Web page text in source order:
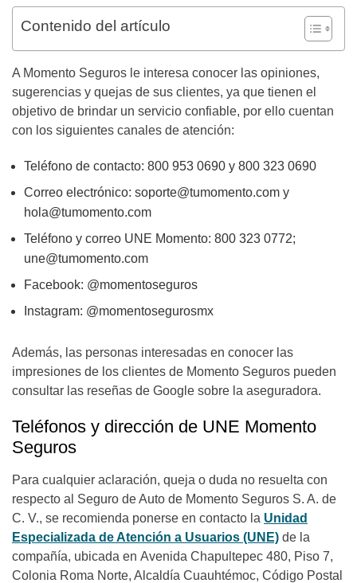
Contenido del artículo
A Momento Seguros le interesa conocer las opiniones,
sugerencias y quejas de sus clientes, ya que tienen el
objetivo de brindar un servicio confiable, por ello cuentan
con los siguientes canales de atención:
Teléfono de contacto: 800 953 0690 y 800 323 0690
Correo electrónico: soporte@tumomento.com y
hola@tumomento.com
Teléfono y correo UNE Momento: 800 323 0772;
une@tumomento.com
Facebook: @momentoseguros
Instagram: @momentosegurosmx
Además, las personas interesadas en conocer las
impresiones de los clientes de Momento Seguros pueden
consultar las reseñas de Google sobre la aseguradora.
Teléfonos y dirección de UNE Momento
Seguros
Para cualquier aclaración, queja o duda no resuelta con
respecto al Seguro de Auto de Momento Seguros S. A. de
C. V., se recomienda ponerse en contacto la Unidad
Especializada de Atención a Usuarios (UNE) de la
compañía, ubicada en Avenida Chapultepec 480, Piso 7,
Colonia Roma Norte, Alcaldía Cuauhtémoc, Código Postal